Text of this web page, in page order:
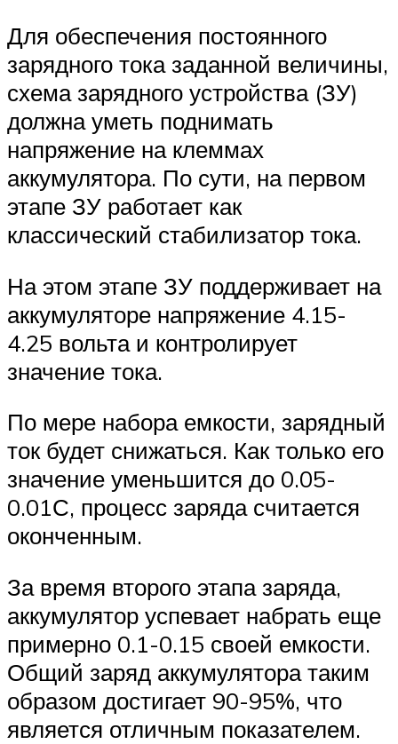
Для обеспечения постоянного
зарядного тока заданной величины,
схема зарядного устройства (ЗУ)
должна уметь поднимать
напряжение на клеммах
аккумулятора. По сути, на первом
этапе ЗУ работает как
классический стабилизатор тока.
На этом этапе ЗУ поддерживает на
аккумуляторе напряжение 4.15-
4.25 вольта и контролирует
значение тока.
По мере набора емкости, зарядный
ток будет снижаться. Как только его
значение уменьшится до 0.05-
0.01С, процесс заряда считается
оконченным.
За время второго этапа заряда,
аккумулятор успевает набрать еще
примерно 0.1-0.15 своей емкости.
Общий заряд аккумулятора таким
образом достигает 90-95%, что
является отличным показателем.